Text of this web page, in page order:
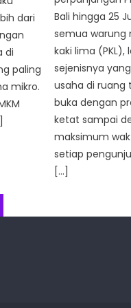
dari
di
paling
mikro.
Bali hingga 25
semua warung
kaki lima (PKL),
sejenisnya
usaha di ruang
buka dengan
ketat sampai
maksimum
setiap
[…]